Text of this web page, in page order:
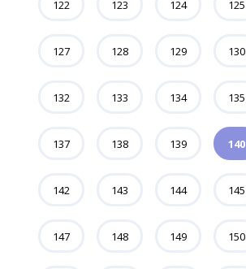
122 123 124 125
127 128 129 130
132 133 134 135
137 138 139 140
142 143 144 145
147 148 149 150